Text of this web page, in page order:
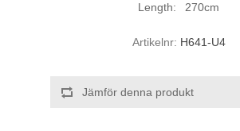
Length: 270cm
Artikelnr: H641-U4
Jämför denna produkt